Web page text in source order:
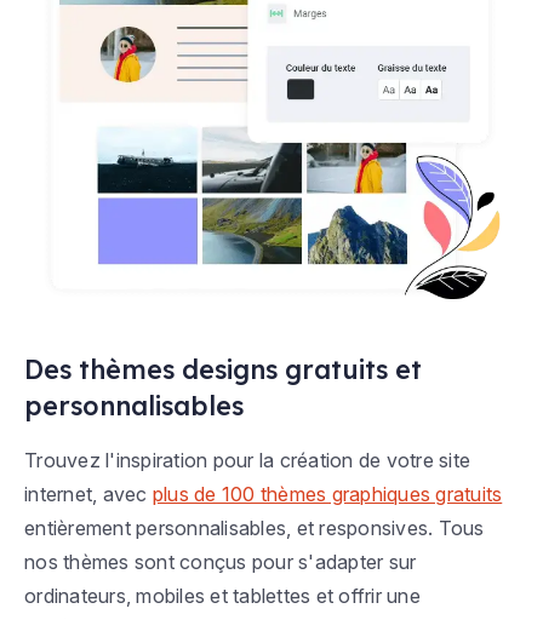
Des thèmes designs gratuits et
personnalisables
Trouvez l'inspiration pour la création de votre site
internet, avec plus de 100 thèmes graphiques gratuits
entièrement personnalisables, et responsives. Tous
nos thèmes sont conçus pour s'adapter sur
ordinateurs, mobiles et tablettes et offrir une